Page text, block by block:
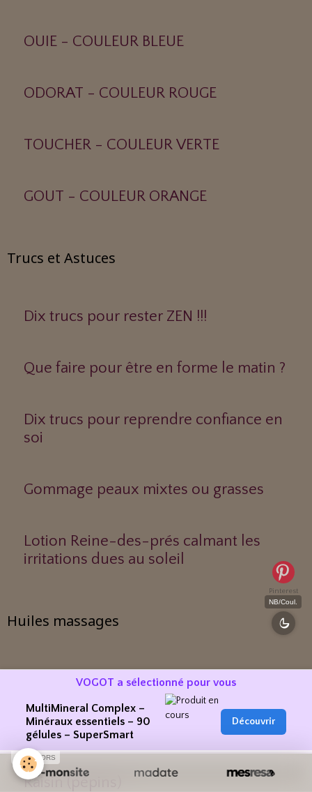
OUIE - COULEUR BLEUE
ODORAT - COULEUR ROUGE
TOUCHER - COULEUR VERTE
GOUT - COULEUR ORANGE
Trucs et Astuces
Dix trucs pour rester ZEN !!!
Que faire pour être en forme le matin ?
Dix trucs pour reprendre confiance en
soi
Gommage peaux mixtes ou grasses
Lotion Reine-des-prés calmant les
irritations dues au soleil
Huiles massages
Olive
Raisin (pépins)
Pinterest
NB/Coul.
VOGOT a sélectionné pour vous
MultiMineral Complex –
Minéraux essentiels – 90
gélules – SuperSmart
Découvrir
SPONSORS